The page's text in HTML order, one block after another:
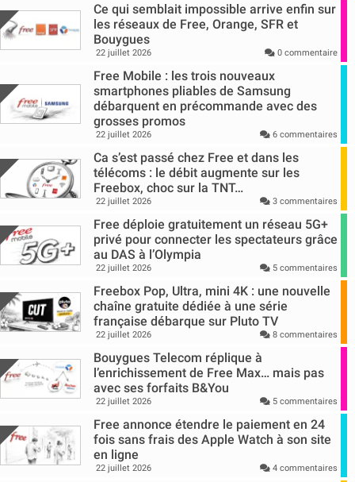
Ce qui semblait impossible arrive enfin sur
les réseaux de Free, Orange, SFR et
Bouygues
22 juillet 2026 0 commentaire
Free Mobile : les trois nouveaux
smartphones pliables de Samsung
débarquent en précommande avec des
grosses promos
22 juillet 2026 6 commentaires
Ca s’est passé chez Free et dans les
télécoms : le débit augmente sur les
Freebox, choc sur la TNT…
22 juillet 2026 3 commentaires
Free déploie gratuitement un réseau 5G+
privé pour connecter les spectateurs grâce
au DAS à l’Olympia
22 juillet 2026 5 commentaires
Freebox Pop, Ultra, mini 4K : une nouvelle
chaîne gratuite dédiée à une série
française débarque sur Pluto TV
22 juillet 2026 8 commentaires
Bouygues Telecom réplique à
l’enrichissement de Free Max… mais pas
avec ses forfaits B&You
22 juillet 2026 5 commentaires
Free annonce étendre le paiement en 24
fois sans frais des Apple Watch à son site
en ligne
22 juillet 2026 4 commentaires